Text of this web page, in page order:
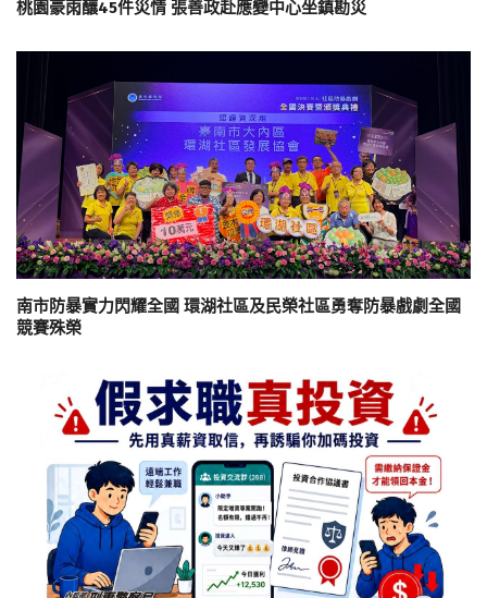
桃園豪雨釀45件災情 張善政赴應變中心坐鎮勘災
南市防暴實力閃耀全國 環湖社區及民榮社區勇奪防暴戲劇全國
競賽殊榮